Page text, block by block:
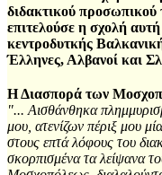
διδακτικού προσωπικού
επιτελούσε η σχολή
κεντροδυτκής
Έλληνες, Αλβανοί και
Η Διασπορά των
"... Αισθάνθηκα
μου, ατενίζων πέριξ μου
στους επτά λόφους του
σκορπισμένα τα λείψανα